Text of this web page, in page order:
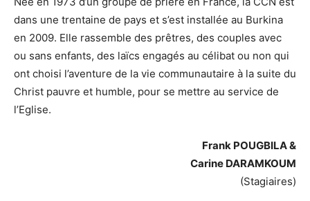
dans une trentaine de pays et s’est installée au Burkina
en 2009. Elle rassemble des prêtres, des couples avec
ou sans enfants, des laïcs engagés au célibat ou non qui
ont choisi l’aventure de la vie communautaire à la suite du
Christ pauvre et humble, pour se mettre au service de
l’Eglise.
Frank POUGBILA &
Carine DARAMKOUM
(Stagiaires)